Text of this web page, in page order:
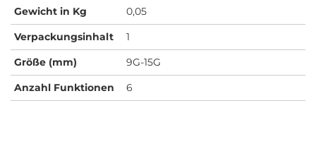
Gewicht in Kg
0,05
Verpackungsinhalt
1
Größe (mm)
9G-15G
Anzahl Funktionen
6